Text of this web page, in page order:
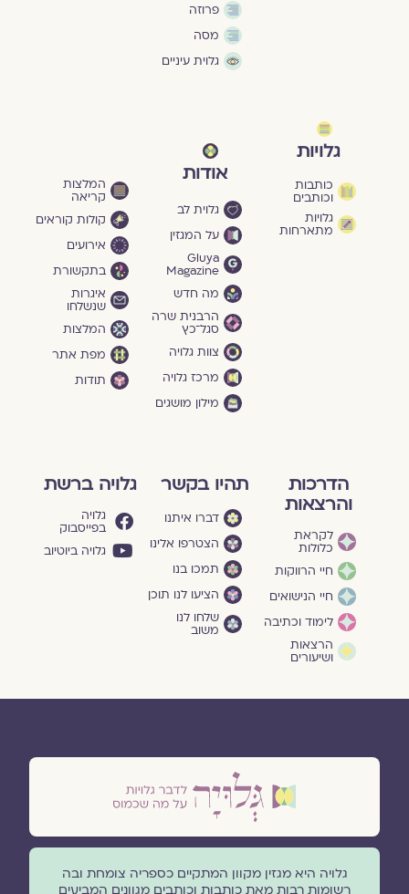
פרוזה
מסה
גלוית עיניים
גלויות
כותבות
וכותבים
גלויות
מתארחות
אודות
גלוית לב
על המגזין
Gluya
Magazine
מה חדש
הרבנית שרה
סגל־כץ
צוות גלויה
מרכז גלויה
מילון מושגים
המלצות
קריאה
קולות קוראים
אירועים
בתקשורת
איגרות
שנשלחו
המלצות
מפת אתר
תודות
הדרכות
והרצאות
לקראת
כלולות
חיי הרווקות
חיי הנישואים
לימוד וכתיבה
הרצאות
ושיעורים
תהיו בקשר
דברו איתנו
הצטרפו אלינו
תמכו בנו
הציעו לנו תוכן
שלחו לנו
משוב
גלויה ברשת
גלויה
בפייסבוק
גלויה ביוטיוב
גלויה היא מגזין מקוון המתקיים כספריה צומחת ובה
רשומות רבות מאת כותבות וכותבים מגוונים המביעים